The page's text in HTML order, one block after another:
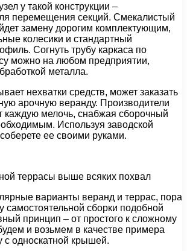
у такой конструкции –
перемещения секций. Смекалистый
замену дорогим комплектующим,
колесики и стандартный
Согнуть трубу каркаса по
можно на любом предприятии,
металла.
нехватки средств, может заказать
арочную веранду. Производители
каждую мелочь, снабжая сборочный
Используя заводской
ее своими руками.
террасы выше всяких похвал
варианты веранд и террас, пора
самостоятельной сборки подобной
принцип – от простого к сложному
и возьмем в качестве примера
с односкатной крышей.